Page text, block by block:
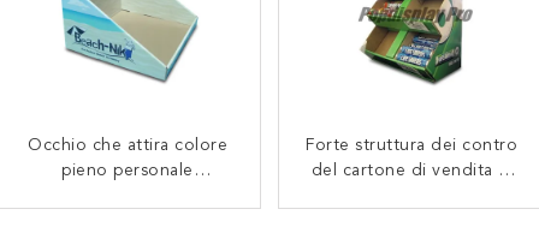
Occhio che attira colore
pieno personale
Forte struttura dei contro
del cartone di vendita al
Le esposizioni su
ordinazione al minuto
Scatole di presentazione
di carta portatili del